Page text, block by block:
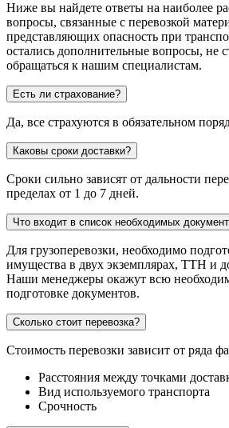
Ниже вы найдете ответы на наиболее
вопросы, связанные с перевозкой
представляющих опасность при
остались дополнительные вопросы, не
обращаться к нашим специалистам.
Есть ли страхование?
Да, все страхуются в обязательном
Каковы сроки доставки?
Сроки сильно зависят от дальности
пределах от 1 до 7 дней.
Что входит в список необходимых
Для грузоперевозки, необходимо
имущества в двух экземплярах, ТТН и
Наши менеджеры окажут всю
подготовке документов.
Сколько стоит перевозка?
Стоимость перевозки зависит от ряда
Расстояния между точками
Вид используемого транспорта
Срочность